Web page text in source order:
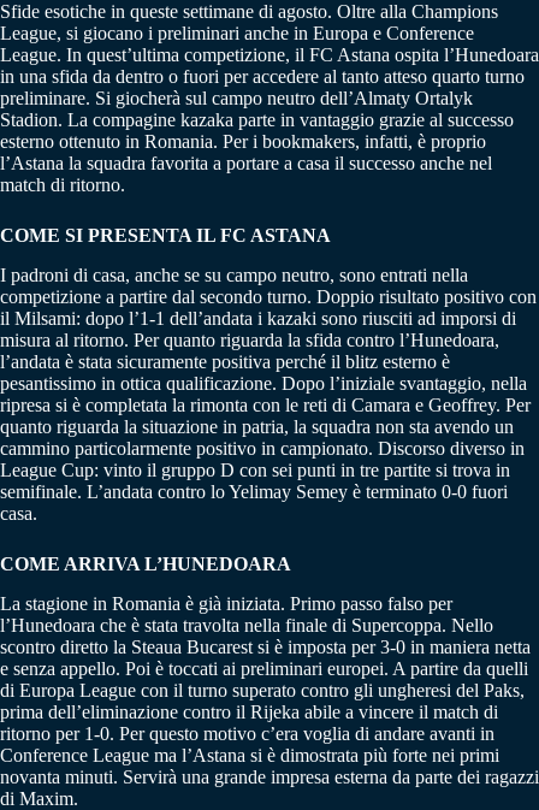
Sfide esotiche in queste settimane di agosto. Oltre alla Champions
League, si giocano i preliminari anche in Europa e Conference
League. In quest’ultima competizione, il FC Astana ospita l’Hunedoara
in una sfida da dentro o fuori per accedere al tanto atteso quarto turno
preliminare. Si giocherà sul campo neutro dell’Almaty Ortalyk
Stadion. La compagine kazaka parte in vantaggio grazie al successo
esterno ottenuto in Romania. Per i bookmakers, infatti, è proprio
l’Astana la squadra favorita a portare a casa il successo anche nel
match di ritorno.
COME SI PRESENTA IL FC ASTANA
I padroni di casa, anche se su campo neutro, sono entrati nella
competizione a partire dal secondo turno. Doppio risultato positivo con
il Milsami: dopo l’1-1 dell’andata i kazaki sono riusciti ad imporsi di
misura al ritorno. Per quanto riguarda la sfida contro l’Hunedoara,
l’andata è stata sicuramente positiva perché il blitz esterno è
pesantissimo in ottica qualificazione. Dopo l’iniziale svantaggio, nella
ripresa si è completata la rimonta con le reti di Camara e Geoffrey. Per
quanto riguarda la situazione in patria, la squadra non sta avendo un
cammino particolarmente positivo in campionato. Discorso diverso in
League Cup: vinto il gruppo D con sei punti in tre partite si trova in
semifinale. L’andata contro lo Yelimay Semey è terminato 0-0 fuori
casa.
COME ARRIVA L’HUNEDOARA
La stagione in Romania è già iniziata. Primo passo falso per
l’Hunedoara che è stata travolta nella finale di Supercoppa. Nello
scontro diretto la Steaua Bucarest si è imposta per 3-0 in maniera netta
e senza appello. Poi è toccati ai preliminari europei. A partire da quelli
di Europa League con il turno superato contro gli ungheresi del Paks,
prima dell’eliminazione contro il Rijeka abile a vincere il match di
ritorno per 1-0. Per questo motivo c’era voglia di andare avanti in
Conference League ma l’Astana si è dimostrata più forte nei primi
novanta minuti. Servirà una grande impresa esterna da parte dei ragazzi
di Maxim.